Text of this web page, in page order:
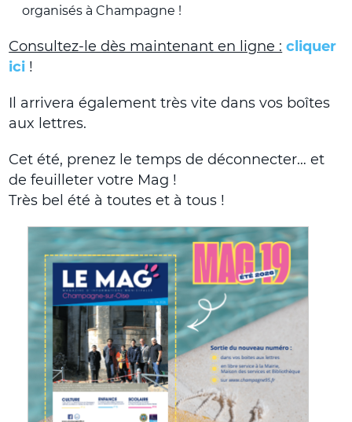
organisés à Champagne !
Consultez-le dès maintenant en ligne : cliquer
ici !
Il arrivera également très vite dans vos boîtes
aux lettres.
Cet été, prenez le temps de déconnecter… et
de feuilleter votre Mag !
Très bel été à toutes et à tous !